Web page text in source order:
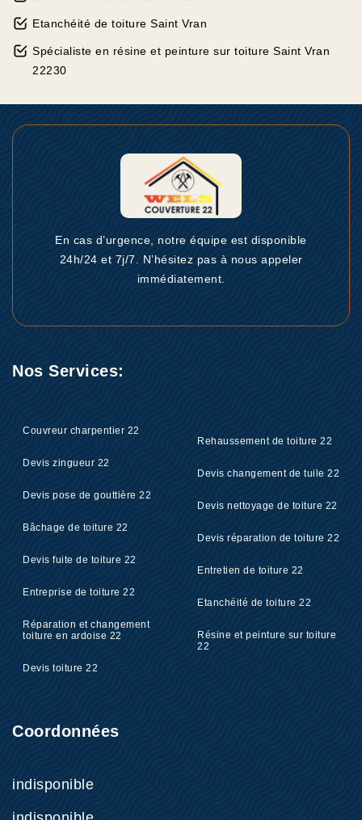
Etanchéité de toiture Saint Vran
Spécialiste en résine et peinture sur toiture Saint Vran
22230
En cas d’urgence, notre équipe est disponible
24h/24 et 7j/7. N’hésitez pas à nous appeler
immédiatement.
Nos Services:
Couvreur charpentier 22
Devis zingueur 22
Devis pose de gouttière 22
Bâchage de toiture 22
Devis fuite de toiture 22
Entreprise de toiture 22
Réparation et changement
toiture en ardoise 22
Devis toiture 22
Rehaussement de toiture 22
Devis changement de tuile 22
Devis nettoyage de toiture 22
Devis réparation de toiture 22
Entretien de toiture 22
Etanchéité de toiture 22
Résine et peinture sur toiture
22
Coordonnées
indisponible